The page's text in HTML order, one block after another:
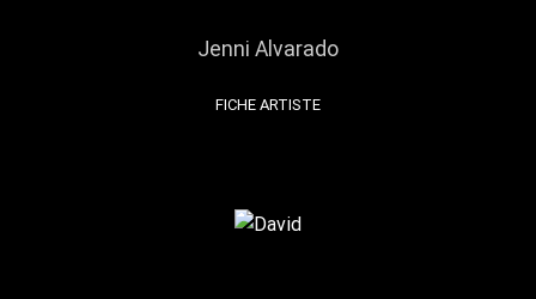
Jenni Alvarado
FICHE ARTISTE